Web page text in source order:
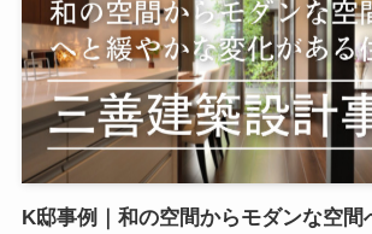
K邸事例｜和の空間からモダンな空間